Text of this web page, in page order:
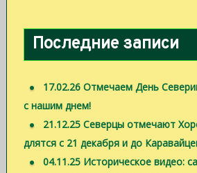
Последние записи
17.02.26 Отмечаем День
с нашим днем!
21.12.25 Северцы отмечают
длятся с 21 декабря и до
04.11.25 Историческое видео: